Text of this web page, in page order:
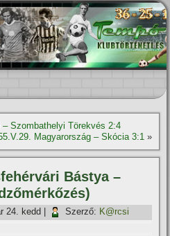
Szombathelyi Törekvés 2:4
Magyarország – Skócia 3:1»
Bástya –
24. kedd Szerző: K@rcsi